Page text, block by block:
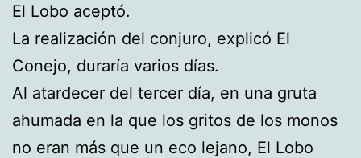
El Lobo aceptó.
La realización del conjuro, explicó El
Conejo, duraría varios días.
Al atardecer del tercer día, en una gruta
ahumada en la que los gritos de los monos
no eran más que un eco lejano, El Lobo